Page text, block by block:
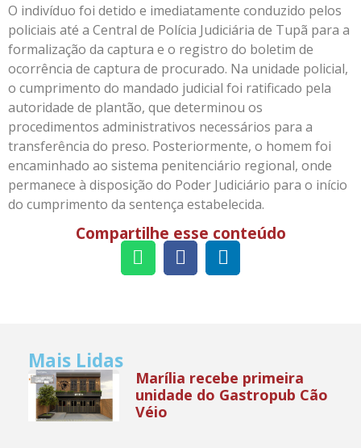
O indivíduo foi detido e imediatamente conduzido pelos
policiais até a Central de Polícia Judiciária de Tupã para a
formalização da captura e o registro do boletim de
ocorrência de captura de procurado. Na unidade policial,
o cumprimento do mandado judicial foi ratificado pela
autoridade de plantão, que determinou os
procedimentos administrativos necessários para a
transferência do preso. Posteriormente, o homem foi
encaminhado ao sistema penitenciário regional, onde
permanece à disposição do Poder Judiciário para o início
do cumprimento da sentença estabelecida.
Compartilhe esse conteúdo
Mais Lidas
Marília recebe primeira
unidade do Gastropub Cão
Véio